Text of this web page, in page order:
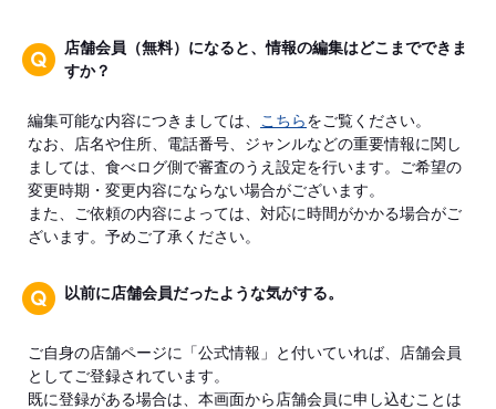
店舗会員（無料）になると、情報の編集はどこまでできま
すか？
編集可能な内容につきましては、 こちらをご覧ください。
なお、店名や住所、電話番号、ジャンルなどの重要情報に関し
ましては、食べログ側で審査のうえ設定を行います。ご希望の
変更時期・変更内容にならない場合がございます。
また、ご依頼の内容によっては、対応に時間がかかる場合がご
ざいます。予めご了承ください。
以前に店舗会員だったような気がする。
ご自身の店舗ページに「公式情報」と付いていれば、店舗会員
としてご登録されています。
既に登録がある場合は、本画面から店舗会員に申し込むことは